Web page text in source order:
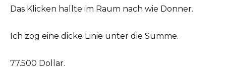
Das Klicken hallte im Raum nach wie Donner.
Ich zog eine dicke Linie unter die Summe.
77.500 Dollar.